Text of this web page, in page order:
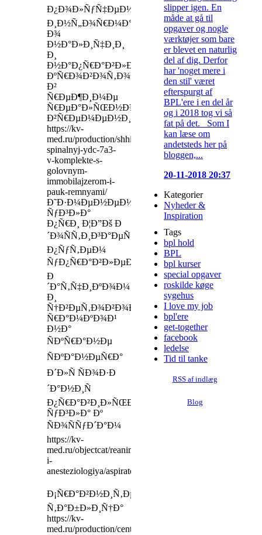
Ð¿Ð¾Ð»ÑƒÑ‡ÐµÐ½Ð¸Ñ
Ð¸Ð½Ñ„Ð¾Ñ€Ð¼Ð°Ñ†Ð¸Ð¸
Ð¾
Ð½Ð°Ð»Ð¸Ñ‡Ð¸Ð¸
Ð¸
Ð½Ð°Ð¿Ñ€Ð°Ð²Ð»ÐµÐ½Ð¸Ð¸
ÐºÑ€Ð¾Ð²Ð¾Ñ‚Ð¾ÐºÐ°
Ð²
Ñ€ÐµÐ¶Ð¸Ð¼Ðµ
Ñ€ÐµÐ°Ð»ÑŒÐ½Ð¾Ð³Ð¾
Ð²Ñ€ÐµÐ¼ÐµÐ½Ð¸
https://kv-
med.ru/production/shhit-
spinalnyj-ydc-7a3-
v-komplekte-s-
golovnym-
immobilajzerom-i-
pauk-remnyami/
Ð˜Ð·Ð¼ÐµÐ½ÐµÐ½Ð¸Ðµ
ÑƒÐ³Ð»Ð°
Ð¿Ñ€Ð¸ Ð¦Ð”Ðš Ð
´Ð¾ÑÑ‚Ð¸Ð³Ð°ÐµÑ‚ÑÑ
Ð¿ÑƒÑ‚ÐµÐ¼
ÑƒÐ¿Ñ€Ð°Ð²Ð»ÐµÐ½Ð¸Ñ
Ð
´Ð°Ñ‚Ñ‡Ð¸ÐºÐ¾Ð¼
Ð¸
Ñ†Ð²ÐµÑ‚Ð¾Ð²Ð¾Ð¹
Ñ€Ð°Ð¼ÐºÐ¾Ð¹
Ð½Ð°
ÑÐºÑ€Ð°Ð½Ðµ
ÑÐºÐ°Ð½ÐµÑ€Ð°
Ð´Ð»Ñ ÑÐ¾Ð·Ð
´Ð°Ð½Ð¸Ñ
Ð¿Ñ€Ð°Ð²Ð¸Ð»ÑŒÐ½Ð¾Ð³Ð¾
ÑƒÐ³Ð»Ð° Ðº
ÑÐ¾ÑÑƒÐ´Ð°Ð¼
https://kv-
med.ru/objectcat/reanimaciya-
i-
anesteziologiya/aspiratory/
Ð¡Ñ€Ð°Ð²Ð½Ð¸Ñ‚ÐµÐ»ÑŒÐ½Ð°Ñ
Ñ‚Ð°Ð±Ð»Ð¸Ñ†Ð°
https://kv-
med.ru/production/centralnaya-
slipper igen. En
måde at gå til
opgaver og nogle
værktøjer som bare
er blevet en naturlig
del af dig. Derfor
har 'noget mere i
den stil' været
efterspurgt af
BPL'ere i en del år
og i 2018 tog vi så
fat på det. Som I
kan læse om
andetsteds her på
bloggen,...
20-11-2018 20:37
Kategorier
Nyheder &
Inspiration
Tags
bpl hold
BPL
bpl kurser
special opgaver
roskilde køge
sygehus
I love my job
bpl'ere
get-together
facebook
ledelse
Tid til tanke
RSS af indlæg
Blog